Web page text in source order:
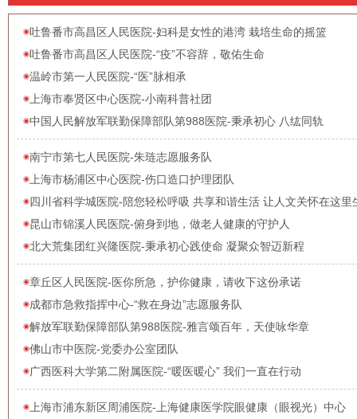
吐鲁番市高昌区人民医院-妇科是女性的港湾 栽培生命的摇篮
吐鲁番市高昌区人民医院-“疫”不容辞，敬佑生命
温岭市第一人民医院-“医”脉相承
上海市奉贤区中心医院-小南科普社团
中国人民解放军联勤保障部队第988医院-秉承初心 八纮同轨
南宁市第七人民医院-朱琏志愿服务队
上海市杨浦区中心医院-伤口造口护理团队
四川省科学城医院-陪您轻松呼吸 共享和谐生活 让人文关怀在这里
昆山市锦溪人民医院-俯身到地，做老人健康的守护人
北大荒集团红兴隆医院-秉承初心践使命 凝聚众智迈新程
章丘区人民医院-医你所急，护你健康，请收下这份承诺
成都市急救指挥中心-“救在身边”志愿服务队
解放军联勤保障部队第988医院-雅言颂百年，天使咏华章
佛山市中医院-党委办公室团队
广西医科大学第二附属医院-“暖医暖心” 我们一直在行动
上海市浦东新区周浦医院-上海健康医学院眼健康（眼视光）中心